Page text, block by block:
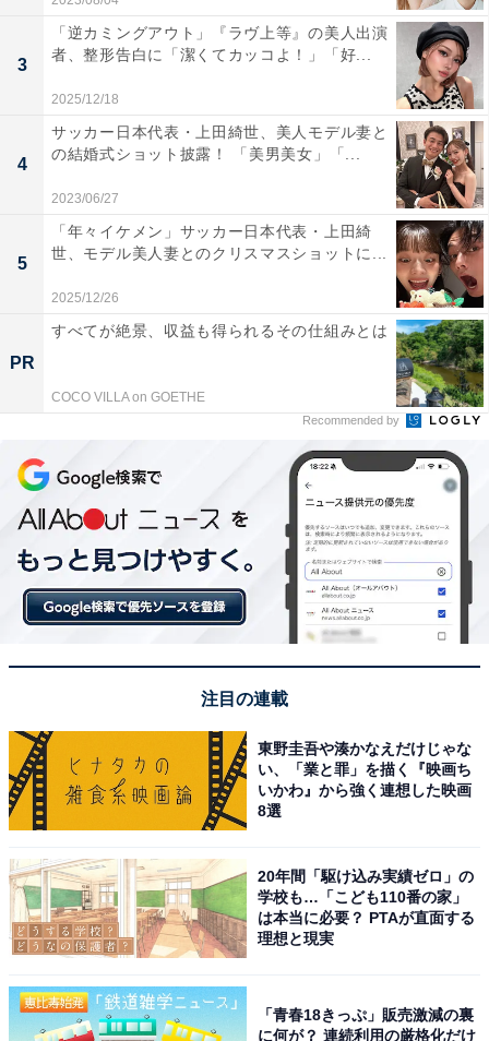
3
「逆カミングアウト」『ラヴ上等』の美人出演
者、整形告白に「潔くてカッコよ！」「好...
2025/12/18
4
サッカー日本代表・上田綺世、美人モデル妻と
の結婚式ショット披露！ 「美男美女」「...
2023/06/27
5
「年々イケメン」サッカー日本代表・上田綺
世、モデル美人妻とのクリスマスショットに...
2025/12/26
PR
すべてが絶景、収益も得られるその仕組みとは
COCO VILLA on GOETHE
Recommended by
注目の連載
東野圭吾や湊かなえだけじゃな
い、「業と罪」を描く『映画ち
いかわ』から強く連想した映画
8選
20年間「駆け込み実績ゼロ」の
学校も…「こども110番の家」
は本当に必要？ PTAが直面する
理想と現実
「青春18きっぷ」販売激減の裏
に何が？ 連続利用の厳格化だけ